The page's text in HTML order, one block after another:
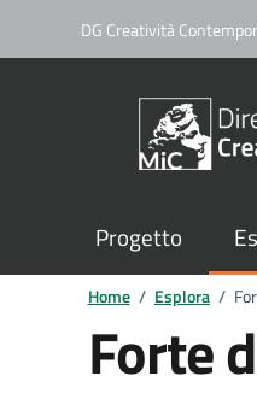
DG Creatività
Progetto
Home / Esplora /
Forte